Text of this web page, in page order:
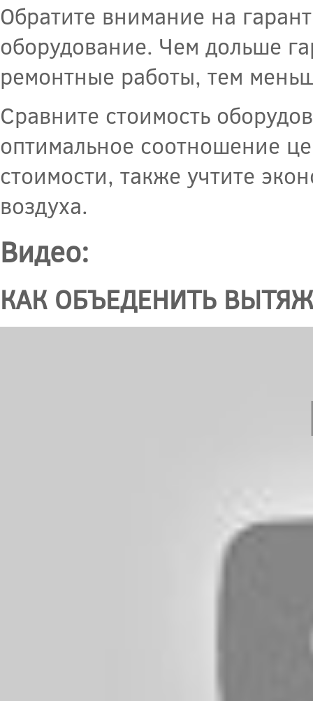
Обратите внимание на
оборудование. Чем дольше
ремонтные работы, тем
Сравните стоимость
оптимальное соотношение
стоимости, также учтите
воздуха.
Видео:
КАК ОБЪЕДЕНИТЬ